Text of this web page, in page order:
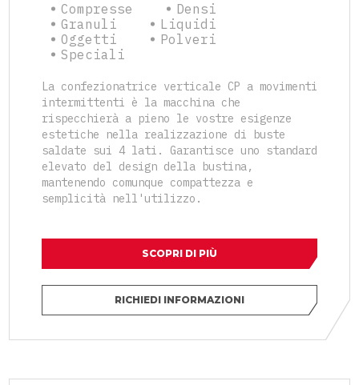
Compresse
Densi
Granuli
Liquidi
Oggetti
Polveri
Speciali
La confezionatrice verticale CP a movimenti
intermittenti è la macchina che
rispecchierà a pieno le vostre esigenze
estetiche nella realizzazione di buste
saldate sui 4 lati. Garantisce uno standard
elevato del design della bustina,
mantenendo comunque compattezza e
semplicità nell'utilizzo.
SCOPRI DI PIÙ
RICHIEDI INFORMAZIONI